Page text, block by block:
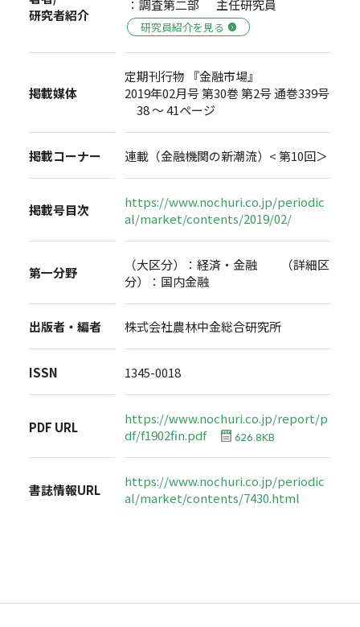
研究者紹介
：調査第二部 主任研究員
研究員紹介を見る
掲載媒体
定期刊行物 『金融市場』
2019年02月号 第30巻 第2号 通巻339号
38 ～ 41ページ
掲載コーナー 連載（金融機関の新潮流）< 第10回＞
掲載号目次
https://www.nochuri.co.jp/periodic
al/market/contents/2019/02/
第一分野
（大区分）：経済・金融 （詳細区
分）：国内金融
出版者・編者 株式会社農林中金総合研究所
ISSN 1345-0018
PDF URL
https://www.nochuri.co.jp/report/p
df/f1902fin.pdf
626.8KB
書誌情報URL
https://www.nochuri.co.jp/periodic
al/market/contents/7430.html